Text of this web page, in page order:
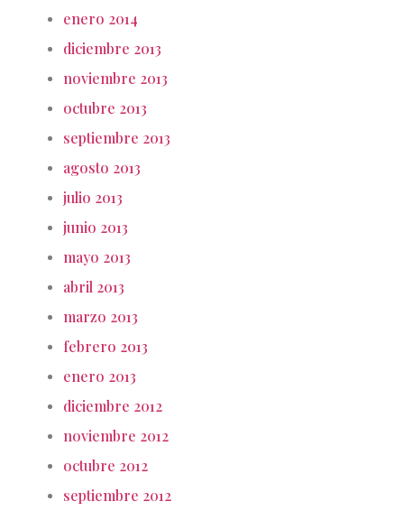
enero 2014
diciembre 2013
noviembre 2013
octubre 2013
septiembre 2013
agosto 2013
julio 2013
junio 2013
mayo 2013
abril 2013
marzo 2013
febrero 2013
enero 2013
diciembre 2012
noviembre 2012
octubre 2012
septiembre 2012